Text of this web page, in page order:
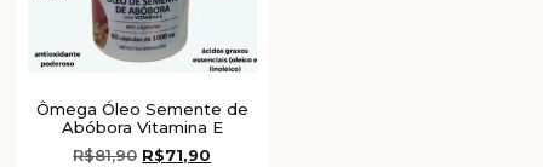
Ômega Óleo Semente de
Abóbora Vitamina E
R$81,90 R$71,90